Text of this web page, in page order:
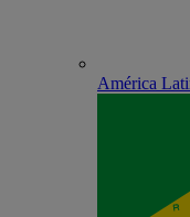
América